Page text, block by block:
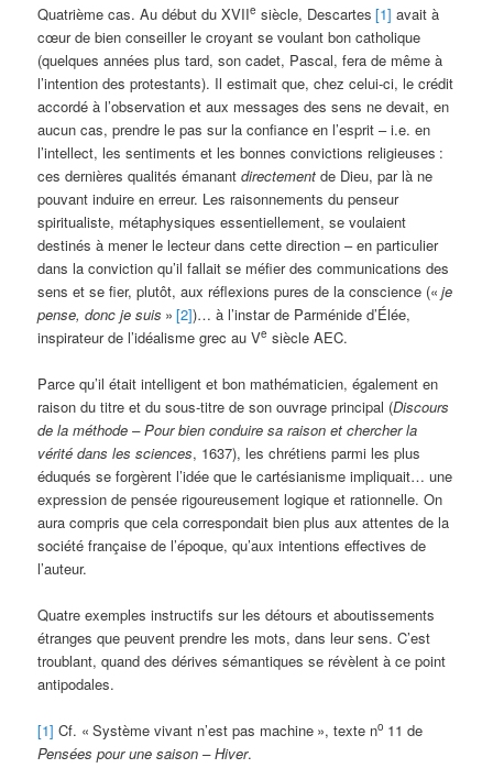
Quatrième cas. Au début du XVIIe siècle, Descartes [1] avait à
cœur de bien conseiller le croyant se voulant bon catholique
(quelques années plus tard, son cadet, Pascal, fera de même à
l’intention des protestants). Il estimait que, chez celui-ci, le crédit
accordé à l’observation et aux messages des sens ne devait, en
aucun cas, prendre le pas sur la confiance en l’esprit – i.e. en
l’intellect, les sentiments et les bonnes convictions religieuses :
ces dernières qualités émanantdirectement de Dieu, par là ne
pouvant induire en erreur. Les raisonnements du penseur
spiritualiste, métaphysiques essentiellement, se voulaient
destinés à mener le lecteur dans cette direction – en particulier
dans la conviction qu’il fallait se méfier des communications des
sens et se fier, plutôt, aux réflexions pures de la conscience (« je
pense, donc je suis » [2])… à l’instar de Parménide d’Élée,
inspirateur de l’idéalisme grec au Ve siècle AEC.
Parce qu’il était intelligent et bon mathématicien, également en
raison du titre et du sous-titre de son ouvrage principal (Discours
de la méthode –Pour bien conduire sa raison et chercher la
vérité dans les sciences, 1637), les chrétiens parmi les plus
éduqués se forgèrent l’idée que le cartésianisme impliquait… une
expression de pensée rigoureusement logique et rationnelle. On
aura compris que cela correspondait bien plus aux attentes de la
société française de l’époque, qu’aux intentions effectives de
l’auteur.
Quatre exemples instructifs sur les détours et aboutissements
étranges que peuvent prendre les mots, dans leur sens. C’est
troublant, quand des dérives sémantiques se révèlent à ce point
antipodales.
[1] Cf. « Système vivant n’est pas machine », texte no 11 de
Pensées pour une saison – Hiver.